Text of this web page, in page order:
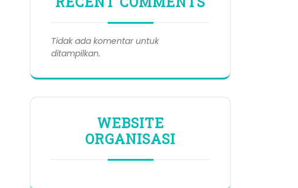
Tidak ada komentar untuk
ditampilkan.
WEBSITE
ORGANISASI